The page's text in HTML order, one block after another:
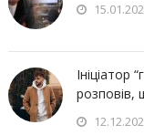
Ініціатор
розповів,